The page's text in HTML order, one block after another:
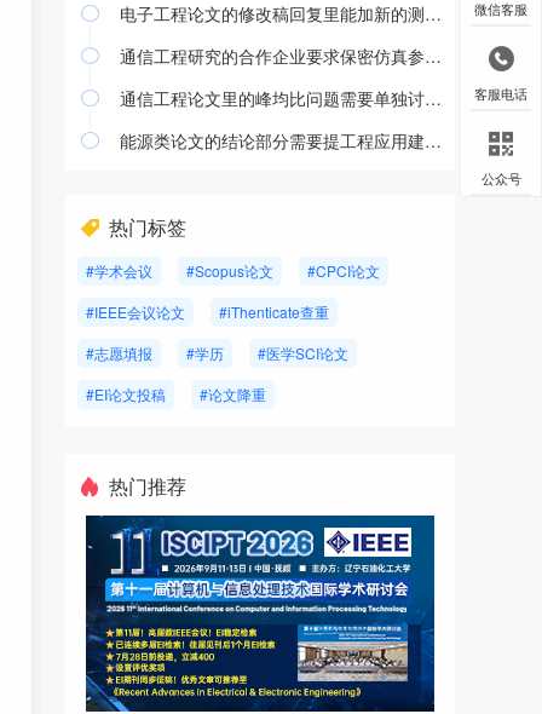
 电子工程论文的修改稿回复里能加新的测试结果吗
 通信工程研究的合作企业要求保密仿真参数怎么处理
 通信工程论文里的峰均比问题需要单独讨论吗
 能源类论文的结论部分需要提工程应用建议吗
热门标签
#学术会议 #Scopus论文
#CPCI论文
#IEEE会议论文
#iThenticate查重
#志愿填报
#学历
#医学SCI论文
#EI论文投稿
#论文降重
热门推荐
微信客服
客服电话
公众号